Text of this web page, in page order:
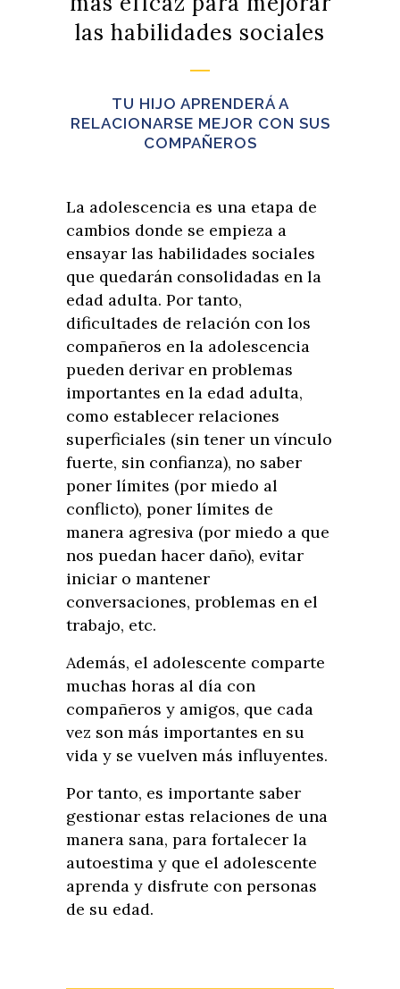
las habilidades sociales
TU HIJO APRENDERÁ A
RELACIONARSE MEJOR CON SUS
COMPAÑEROS
La adolescencia es una etapa de
cambios donde se empieza a
ensayar las habilidades sociales
que quedarán consolidadas en la
edad adulta. Por tanto,
dificultades de relación con los
compañeros en la adolescencia
pueden derivar en problemas
importantes en la edad adulta,
como establecer relaciones
superficiales (sin tener un vínculo
fuerte, sin confianza), no saber
poner límites (por miedo al
conflicto), poner límites de
manera agresiva (por miedo a que
nos puedan hacer daño), evitar
iniciar o mantener
conversaciones, problemas en el
trabajo, etc.
Además, el adolescente comparte
muchas horas al día con
compañeros y amigos, que cada
vez son más importantes en su
vida y se vuelven más influyentes.
Por tanto, es importante saber
gestionar estas relaciones de una
manera sana, para fortalecer la
autoestima y que el adolescente
aprenda y disfrute con personas
de su edad.